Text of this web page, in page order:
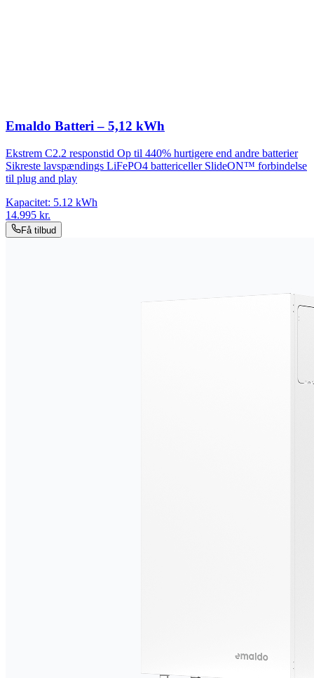
Emaldo Batteri – 5,12 kWh
Ekstrem C2.2 responstid Op til 440% hurtigere end andre batterier
Sikreste lavspændings LiFePO4 battericeller SlideON™ forbindelse
til plug and play
Kapacitet: 5.12 kWh
14.995 kr.
Få tilbud